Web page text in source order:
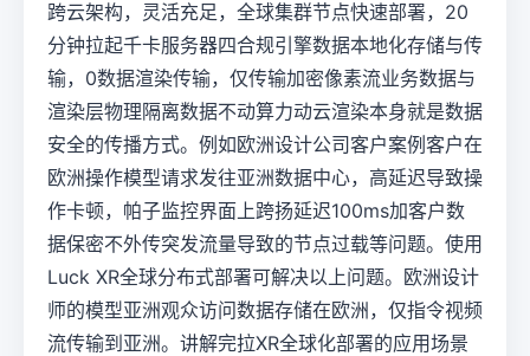
跨云架构，灵活充足，全球集群节点快速部署，20
分钟拉起千卡服务器四合规引擎数据本地化存储与传
输，0数据渲染传输，仅传输加密像素流业务数据与
渲染层物理隔离数据不动算力动云渲染本身就是数据
安全的传播方式。例如欧洲设计公司客户案例客户在
欧洲操作模型请求发往亚洲数据中心，高延迟导致操
作卡顿，帕子监控界面上跨扬延迟100ms加客户数
据保密不外传突发流量导致的节点过载等问题。使用
Luck XR全球分布式部署可解决以上问题。欧洲设计
师的模型亚洲观众访问数据存储在欧洲，仅指令视频
流传输到亚洲。讲解完拉XR全球化部署的应用场景